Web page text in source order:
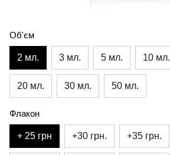
Об'єм
2 мл. 3 мл. 5 мл. 10 мл.
20 мл. 30 мл. 50 мл.
Флакон
+ 25 грн +30 грн. +35 грн.